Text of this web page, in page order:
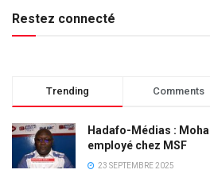
Restez connecté
Trending Comments
Hadafo-Médias :
employé chez MSF
23 SEPTEMBRE 2025